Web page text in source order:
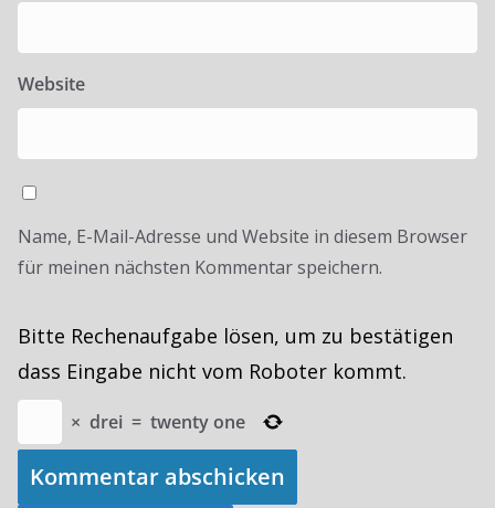
Website
Name, E-Mail-Adresse und Website in diesem Browser
für meinen nächsten Kommentar speichern.
Bitte Rechenaufgabe lösen, um zu bestätigen
dass Eingabe nicht vom Roboter kommt.
× drei = twenty one